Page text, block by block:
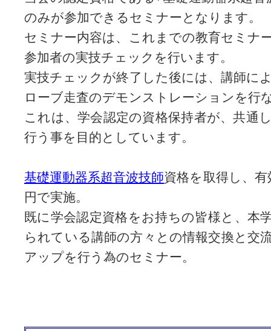
のみが参加できるセミナーとなります。
セミナー内容は、これまでの教育セミナ
参加者の実技チェックを行います。
実技チェックが終了した後には、講師に
ローブ走査のデモンストレーションを行
これは、学会認定の資格保持者が、共通
行う事を目的としています。
基礎運動器系超音波技師資格を取得し、
円で実施。
既に学会認定資格をお持ちの皆様と、本
られている講師の方々との情報交換と交
アップを行う為のセミナー。